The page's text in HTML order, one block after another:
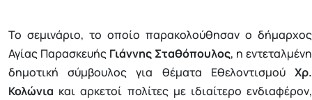
Το σεμινάριο, το οποίο παρακολούθησαν ο δήμαρχος
Αγίας Παρασκευής Γιάννης Σταθόπουλος, η εντεταλμένη
δημοτική σύμβουλος για θέματα Εθελοντισμού Χρ.
Κολώνια και αρκετοί πολίτες με ιδιαίτερο ενδιαφέρον,